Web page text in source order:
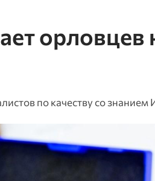
орловцев
по качеству со знанием